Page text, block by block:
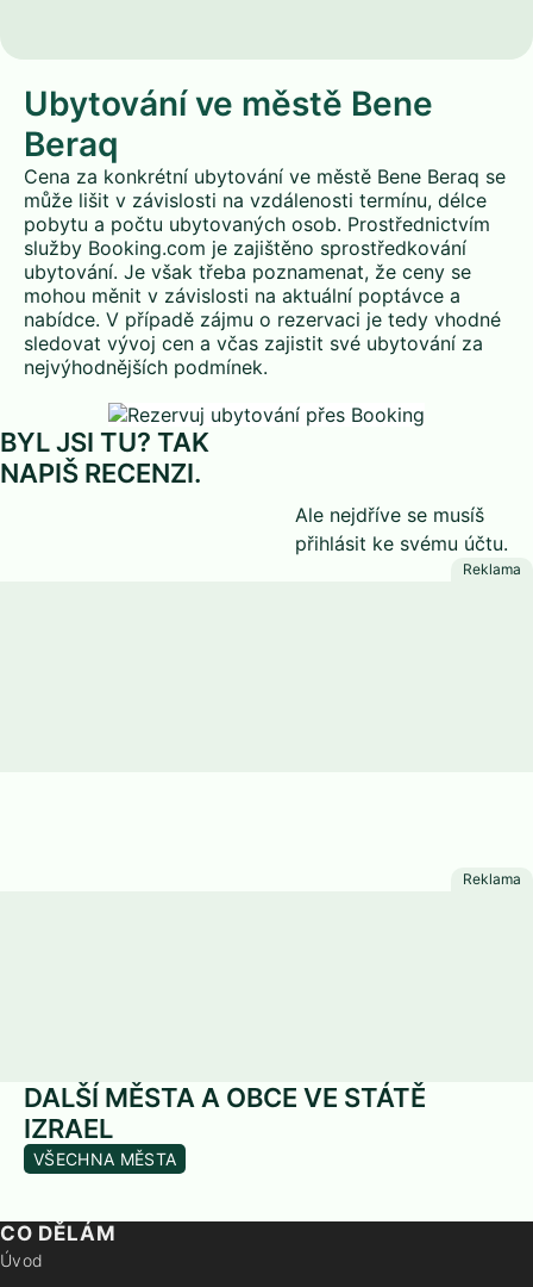
Ubytování ve městě Bene
Beraq
Cena za konkrétní ubytování ve městě Bene Beraq se
může lišit v závislosti na vzdálenosti termínu, délce
pobytu a počtu ubytovaných osob. Prostřednictvím
služby Booking.com je zajištěno sprostředkování
ubytování. Je však třeba poznamenat, že ceny se
mohou měnit v závislosti na aktuální poptávce a
nabídce. V případě zájmu o rezervaci je tedy vhodné
sledovat vývoj cen a včas zajistit své ubytování za
nejvýhodnějších podmínek.
BYL JSI TU? TAK
NAPIŠ RECENZI.
Ale nejdříve se musíš
přihlásit ke svému účtu.
DALŠÍ MĚSTA A OBCE VE STÁTĚ
IZRAEL
VŠECHNA MĚSTA
CO DĚLÁM
Úvod